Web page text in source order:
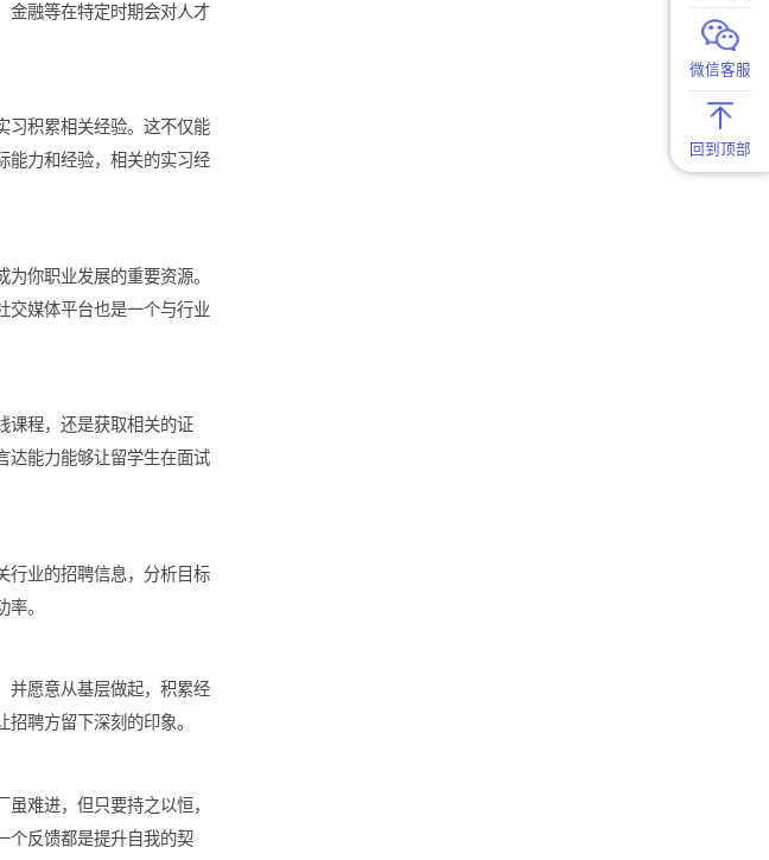
限于校招期，常常会发布社招信息。
如科技、金融等在特定时期会对人才
，通过实习积累相关经验。这不仅能
都可能成为你职业发展的重要资源。
会。，社交媒体平台也是一个与行业
一些在线课程，还是获取相关的证
提升语言达能力能够让留学生在面试
收集相关行业的招聘信息，分析目标